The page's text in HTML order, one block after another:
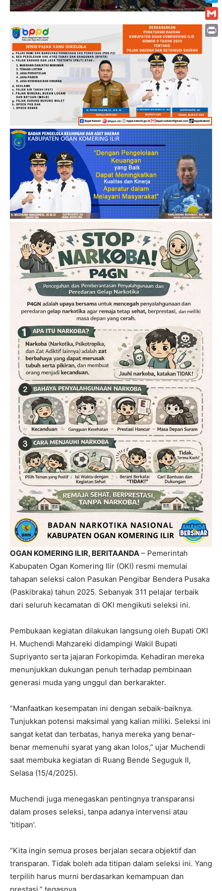
OGAN KOMERING ILIR, BERITAANDA – Pemerintah
Kabupaten Ogan Komering Ilir (OKI) resmi memulai
tahapan seleksi calon Pasukan Pengibar Bendera Pusaka
(Paskibraka) tahun 2025. Sebanyak 311 pelajar terbaik
dari seluruh kecamatan di OKI mengikuti seleksi ini.
Pembukaan kegiatan dilakukan langsung oleh Bupati OKI
H. Muchendi Mahzareki didampingi Wakil Bupati
Supriyanto serta jajaran Forkopimda. Kehadiran mereka
menunjukkan dukungan penuh terhadap pembinaan
generasi muda yang unggul dan berkarakter.
“Manfaatkan kesempatan ini dengan sebaik-baiknya.
Tunjukkan potensi maksimal yang kalian miliki. Seleksi ini
sangat ketat dan terbatas, hanya mereka yang benar-
benar memenuhi syarat yang akan lolos,” ujar Muchendi
saat membuka kegiatan di Ruang Bende Seguguk II,
Selasa (15/4/2025).
Muchendi juga menegaskan pentingnya transparansi
dalam proses seleksi, tanpa adanya intervensi atau
‘titipan’.
“Kita ingin semua proses berjalan secara objektif dan
transparan. Tidak boleh ada titipan dalam seleksi ini. Yang
terpilih harus murni berdasarkan kemampuan dan